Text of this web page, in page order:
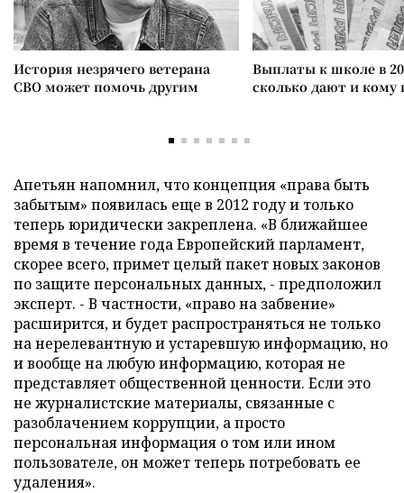
История незрячего ветерана
СВО может помочь другим
Выплаты к школе в
сколько дают и
Апетьян напомнил, что концепция «права быть
забытым» появилась еще в 2012 году и только
теперь юридически закреплена. «В ближайшее
время в течение года Европейский парламент,
скорее всего, примет целый пакет новых законов
по защите персональных данных, - предположил
эксперт. - В частности, «право на забвение»
расширится, и будет распространяться не только
на нерелевантную и устаревшую информацию, но
и вообще на любую информацию, которая не
представляет общественной ценности. Если это
не журналистские материалы, связанные с
разоблачением коррупции, а просто
персональная информация о том или ином
пользователе, он может теперь потребовать ее
удаления».